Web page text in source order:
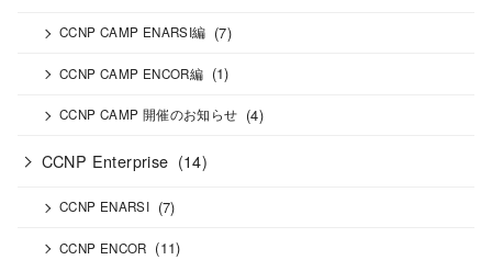
CCNP CAMP ENARSI編 (7)
CCNP CAMP ENCOR編 (1)
CCNP CAMP 開催のお知らせ (4)
CCNP Enterprise (14)
CCNP ENARSI (7)
CCNP ENCOR (11)